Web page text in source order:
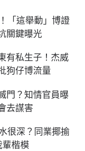
「這舉動」博證
關鍵曝光
有私生子！杰威
狗仔博流量
門？知情官員曝
去謀害
很深？同業揶揄
楷模